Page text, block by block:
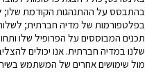
בהתבסס על ההתנהגות הקודמת שלו;
בפלטפורמות של מדיה חברתית;
תכנים המבוססים על הפרופיל שלו
שלנו במדיה חברתית. אנו יכולים
מול שימושים אחרים של המשתמש